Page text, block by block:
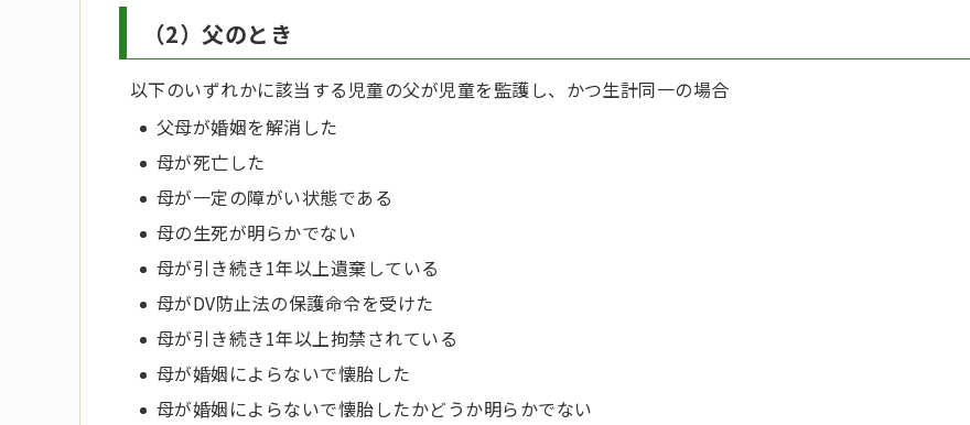
（2）父のとき
以下のいずれかに該当する児童の父が児童を監護し、かつ生計同一の場合
父母が婚姻を解消した
母が死亡した
母が一定の障がい状態である
母の生死が明らかでない
母が引き続き1年以上遺棄している
母がDV防止法の保護命令を受けた
母が引き続き1年以上拘禁されている
母が婚姻によらないで懐胎した
母が婚姻によらないで懐胎したかどうか明らかでない